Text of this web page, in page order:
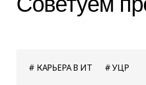
КАРЬЕРА В ИТ УЦР